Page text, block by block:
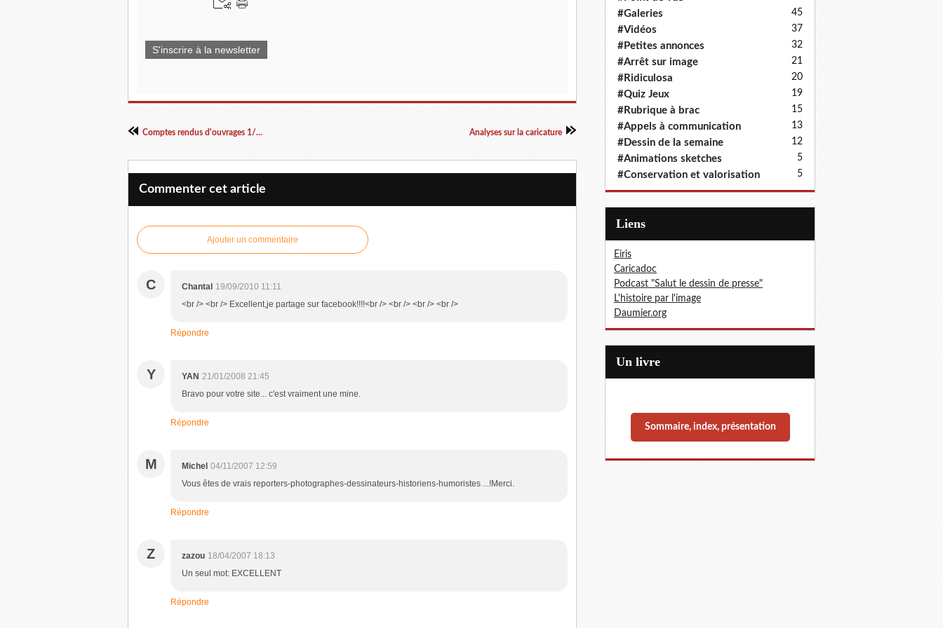
S'inscrire à la newsletter
Comptes rendus d'ouvrages 1/... Analyses sur la caricature
Commenter cet article
Ajouter un commentaire
C Chantal 19/09/2010 11:11
<br /> <br /> Excellent,je partage sur facebook!!!!<br /> <br /> <br /> <br />
Répondre
Y YAN 21/01/2008 21:45
Bravo pour votre site... c'est vraiment une mine.
Répondre
M Michel 04/11/2007 12:59
Vous êtes de vrais reporters-photographes-dessinateurs-historiens-humoristes ...!Merci.
Répondre
Z zazou 18/04/2007 18:13
Un seul mot: EXCELLENT
Répondre
#Galeries 45
#Vidéos 37
#Petites annonces 32
#Arrêt sur image 21
#Ridiculosa 20
#Quiz Jeux 19
#Rubrique à brac 15
#Appels à communication 13
#Dessin de la semaine 12
#Animations sketches 5
#Conservation et valorisation 5
Liens
Eiris
Caricadoc
Podcast "Salut le dessin de presse"
L'histoire par l'image
Daumier.org
Un livre
Sommaire, index, présentation